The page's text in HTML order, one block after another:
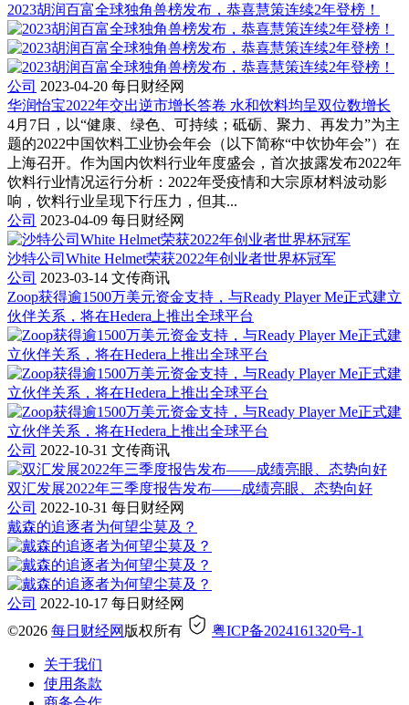
2023胡润百富全球独角兽榜发布，恭喜慧策连续2年登榜！
公司 2023-04-20 每日财经网
华润怡宝2022年交出逆市增长答卷 水和饮料均呈双位数增长
4月7日，以“健康、绿色、可持续；砥砺、聚力、再发力”为主
题的2022中国饮料工业协会年会（以下简称“中饮协年会”）在
上海召开。作为国内饮料行业年度盛会，首次披露发布2022年
饮料行业情况运行分析：2022年受疫情和大宗原材料波动影
响，饮料行业呈现下行压力，但其...
公司 2023-04-09 每日财经网
沙特公司White Helmet荣获2022年创业者世界杯冠军
公司 2023-03-14 文传商讯
Zoop获得逾1500万美元资金支持，与Ready Player Me正式建立
伙伴关系，将在Hedera上推出全球平台
公司 2022-10-31 文传商讯
双汇发展2022年三季度报告发布——成绩亮眼、态势向好
公司 2022-10-31 每日财经网
戴森的追逐者为何望尘莫及？
公司 2022-10-17 每日财经网
©2026 每日财经网 版权所有 粤ICP备2024161320号-1
关于我们
使用条款